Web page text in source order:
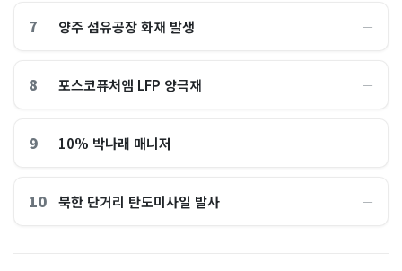
7 양주 섬유공장 화재 발생 ―
8 포스코퓨처엠 LFP 양극재 ―
9 10% 박나래 매니저 ―
10 북한 단거리 탄도미사일 발사 ―